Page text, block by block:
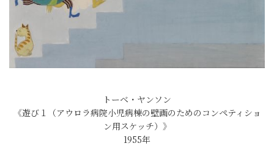
トーベ・ヤンソン
《遊び１（アウロラ病院小児病棟の壁画のためのコンペティショ
ン用スケッチ）》
1955年